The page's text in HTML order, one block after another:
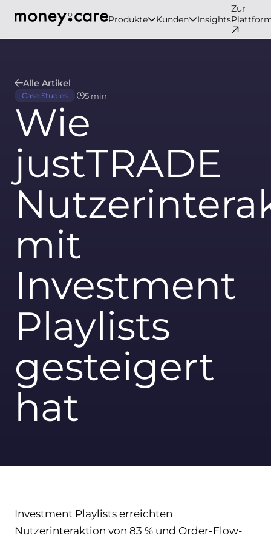
Produkte Kunden Insights
Zur
Alle Artikel
Case Studies 5 min
Wie
justTRADE
mit
Investment
Playlists
gesteigert
hat
Investment Playlists erreichten
Nutzerinteraktion von 83 % und Order-Flow-